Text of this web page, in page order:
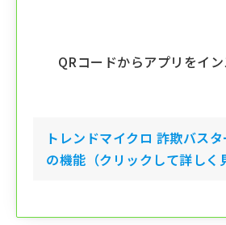
QRコードからアプリをイ
トレンドマイクロ 詐欺バスタ
の機能（クリックして詳しく